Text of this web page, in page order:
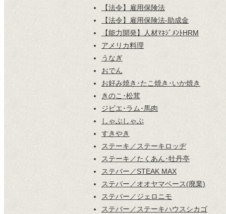
【法令】雇用保険法
【法令】雇用保険法-助成金
【能力開発】人材ﾏﾈｼﾞﾒﾝﾄHRM
アメリカ料理
うなぎ
おでん
お好み焼き･たこ焼き･いか焼き
きのこ･松茸
ジビエ･ラム･馬肉
しゃぶしゃぶ
すきやき
ステーキ／ステーキロッヂ
ステーキ／たくあん･牡丹亭
ステバー／STEAK MAX
ステバー／オオヤマベース(廃業)
ステバー／ジェロニモ
ステバー／ステーキハウスシカゴ